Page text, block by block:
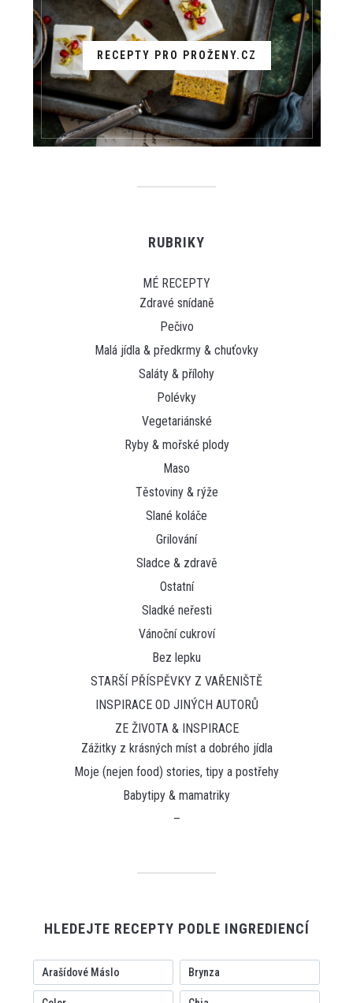
RECEPTY PRO PROŽENY.CZ
RUBRIKY
MÉ RECEPTY
Zdravé snídaně
Pečivo
Malá jídla & předkrmy & chuťovky
Saláty & přílohy
Polévky
Vegetariánské
Ryby & mořské plody
Maso
Těstoviny & rýže
Slané koláče
Grilování
Sladce & zdravě
Ostatní
Sladké neřesti
Vánoční cukroví
Bez lepku
STARŠÍ PŘÍSPĚVKY Z VAŘENIŠTĚ
INSPIRACE OD JINÝCH AUTORŮ
ZE ŽIVOTA & INSPIRACE
Zážitky z krásných míst a dobrého jídla
Moje (nejen food) stories, tipy a postřehy
Babytipy & mamatriky
–
HLEDEJTE RECEPTY PODLE INGREDIENCÍ
Arašídové Máslo Brynza